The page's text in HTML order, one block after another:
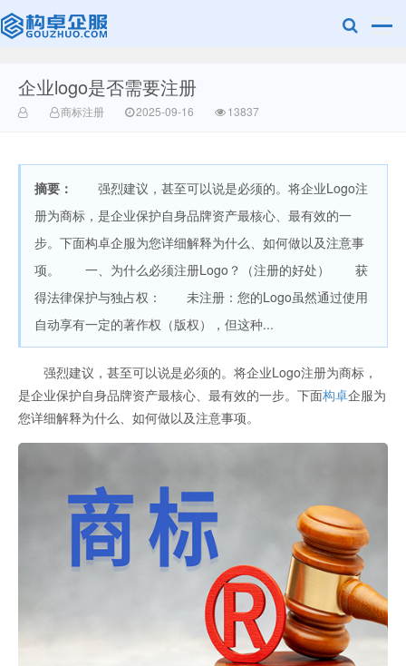
赣州乐融知识
产权有限公司
企业logo是否需要注册
商标注册 2025-09-16 13837
摘要：
强烈建议，甚至可以说是必须的。将企业Logo注
册为商标，是企业保护自身品牌资产最核心、最有效的一
步。下面构卓企服为您详细解释为什么、如何做以及注意事
项。 一、为什么必须注册Logo？（注册的好处） 获
得法律保护与独占权： 未注册：您的Logo虽然通过使用
自动享有一定的著作权（版权），但这种...
强烈建议，甚至可以说是必须的。将企业Logo注册为商标，
是企业保护自身品牌资产最核心、最有效的一步。下面构卓企服为
您详细解释为什么、如何做以及注意事项。